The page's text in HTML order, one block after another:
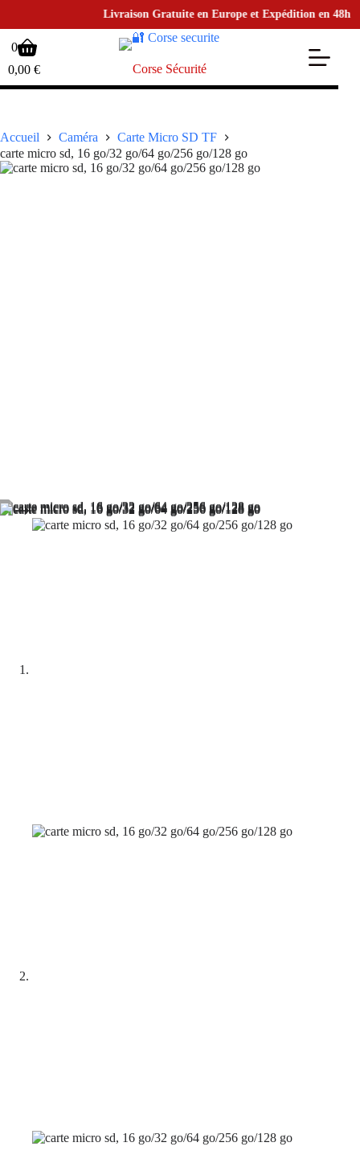
Livraison Gratuite en Europe et Expédition en 48h •
contenu
Panier
d’achat
0,00 €
0
Corse Sécurité
Accueil Caméra
Carte Micro SD TF
carte micro sd, 16 go/32 go/64 go/256 go/128 go